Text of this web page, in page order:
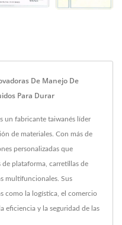
De Manejo De
Para Durar
un fabricante taiwanés líder
de materiales. Con más de
personalizadas que
plataforma, carretillas de
multifuncionales. Sus
como la logística, el comercio
eficiencia y la seguridad de las